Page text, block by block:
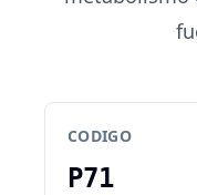
CODIGO
P71